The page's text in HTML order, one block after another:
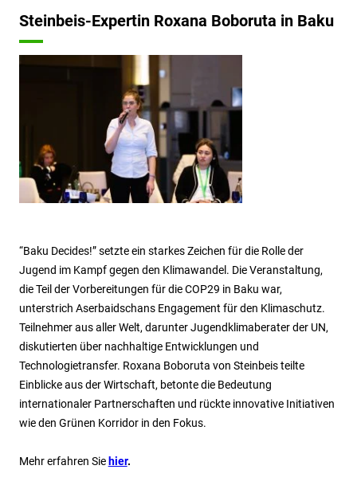
Steinbeis-Expertin Roxana Boboruta in Baku
“Baku Decides!” setzte ein starkes Zeichen für die Rolle der
Jugend im Kampf gegen den Klimawandel. Die Veranstaltung,
die Teil der Vorbereitungen für die COP29 in Baku war,
unterstrich Aserbaidschans Engagement für den Klimaschutz.
Teilnehmer aus aller Welt, darunter Jugendklimaberater der UN,
diskutierten über nachhaltige Entwicklungen und
Technologietransfer. Roxana Boboruta von Steinbeis teilte
Einblicke aus der Wirtschaft, betonte die Bedeutung
internationaler Partnerschaften und rückte innovative Initiativen
wie den Grünen Korridor in den Fokus.
Mehr erfahren Sie hier.